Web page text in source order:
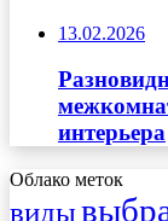
13.02.2026
интерьера
Облако меток
виды